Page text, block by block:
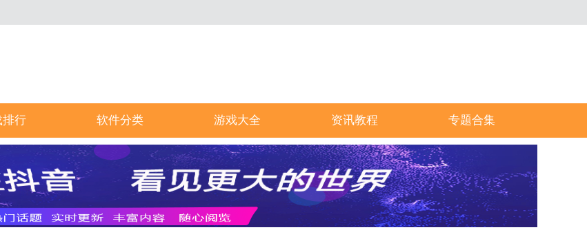
排行 软件分类 游戏大全 资讯教程 专题合集